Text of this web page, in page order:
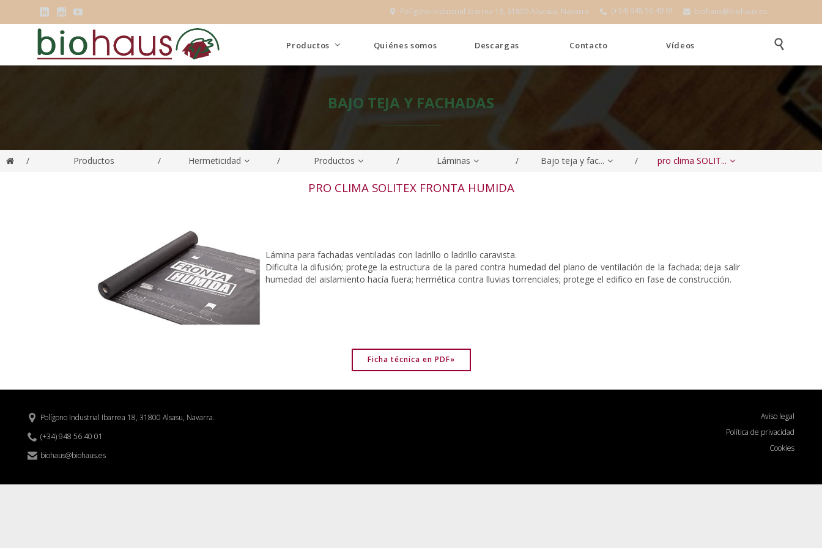
    Polígono Industrial Ibarrea 18, 31800 Alsasua, Navarra.  (+34) 948 56 40 01  biohaus@biohaus.es
Skip
to
Productos Quiénes somos Descargas Contacto Vídeos 
BAJO TEJA Y FACHADAS
/ Productos / Hermeticidad / Productos / Láminas / Bajo teja y fac... / pro clima SOLIT...
PRO CLIMA SOLITEX FRONTA HUMIDA
Lámina para fachadas ventiladas con ladrillo o ladrillo caravista.
Dificulta la difusión; protege la estructura de la pared contra humedad del plano de ventilación de la fachada; deja salir
humedad del aislamiento hacía fuera; hermética contra lluvias torrenciales; protege el edifico en fase de construcción.
Ficha técnica en PDF»
 Polígono Industrial Ibarrea 18, 31800 Alsasu, Navarra.
 (+34) 948 56 40 01
 biohaus@biohaus.es
Aviso legal
Política de privacidad
Cookies